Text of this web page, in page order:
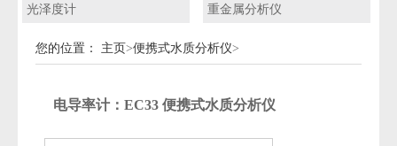
光泽度计 重金属分析仪
您的位置： 主页>便携式水质分析仪>
电导率计：EC33 便携式水质分析仪